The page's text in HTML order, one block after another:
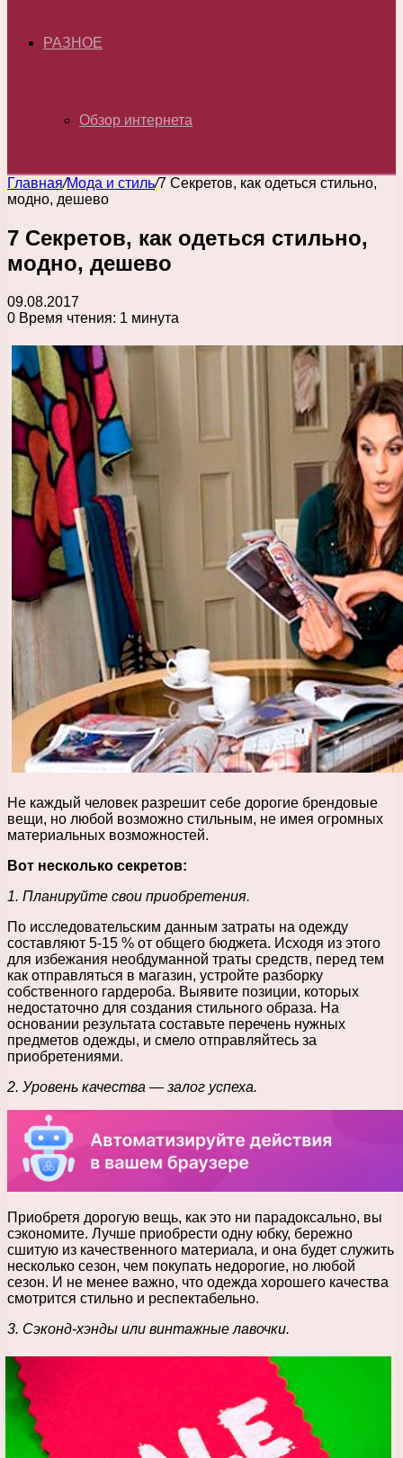
РАЗНОЕ
Обзор интернета
Главная/Мода и стиль/7 Секретов, как одеться стильно,
модно, дешево
7 Секретов, как одеться стильно,
модно, дешево
09.08.2017
0 Время чтения: 1 минута
Не каждый человек разрешит себе дорогие брендовые
вещи, но любой возможно стильным, не имея огромных
материальных возможностей.
Вот несколько секретов:
1. Планируйте свои приобретения.
По исследовательским данным затраты на одежду
составляют 5-15 % от общего бюджета. Исходя из этого
для избежания необдуманной траты средств, перед тем
как отправляться в магазин, устройте разборку
собственного гардероба. Выявите позиции, которых
недостаточно для создания стильного образа. На
основании результата составьте перечень нужных
предметов одежды, и смело отправляйтесь за
приобретениями.
2. Уровень качества — залог успеха.
Приобретя дорогую вещь, как это ни парадоксально, вы
сэкономите. Лучше приобрести одну юбку, бережно
сшитую из качественного материала, и она будет служить
несколько сезон, чем покупать недорогие, но любой
сезон. И не менее важно, что одежда хорошего качества
смотрится стильно и респектабельно.
3. Сэконд-хэнды или винтажные лавочки.